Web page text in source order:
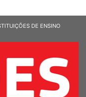
DE ENSINO